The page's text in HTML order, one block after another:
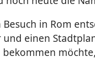
Besuch in Rom
einen